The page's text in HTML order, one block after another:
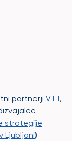
partnerji VTT,
strategije
Ljubljani)